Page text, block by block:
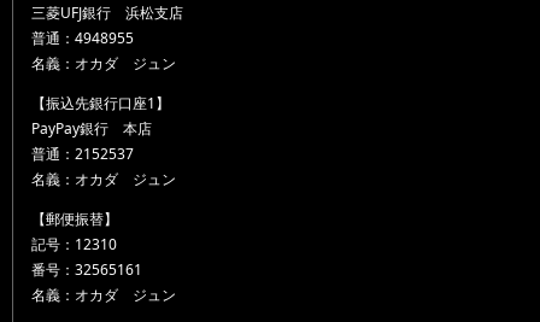
三菱UFJ銀行 浜松支店
普通：4948955
名義：オカダ ジュン
【振込先銀行口座1】
PayPay銀行 本店
普通：2152537
名義：オカダ ジュン
【郵便振替】
記号：12310
番号：32565161
名義：オカダ ジュン